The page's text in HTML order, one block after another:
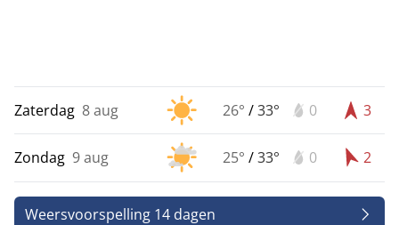
Zaterdag 8 aug 26° /33° 0 3
Zondag 9 aug 25° /33° 0 2
Weersvoorspelling 14 dagen